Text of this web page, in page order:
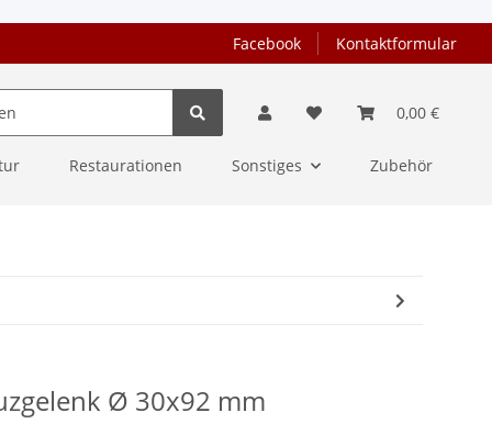
Facebook Kontaktformular
0,00 €
Restaurationen Sonstiges Zubehör
Ø 30x92 mm